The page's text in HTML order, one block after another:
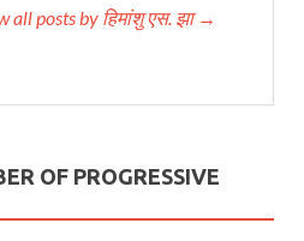
all posts by हिमांशु एस. झा →
OF PROGRESSIVE